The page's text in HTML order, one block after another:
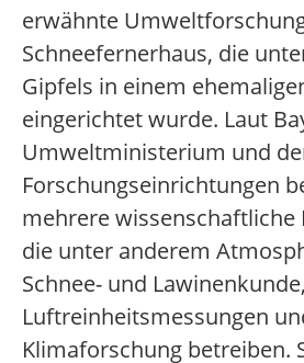
erwähnte
Schneefernerhaus, die
Gipfels in einem
eingerichtet wurde. Laut
Umweltministerium und
Forschungseinrichtungen
mehrere
die unter anderem
Schnee- und Lawinenkunde,
Luftreinheitsmessungen
Klimaforschung betreiben.